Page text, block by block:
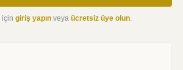
için giriş yapın veya ücretsiz üye olun.